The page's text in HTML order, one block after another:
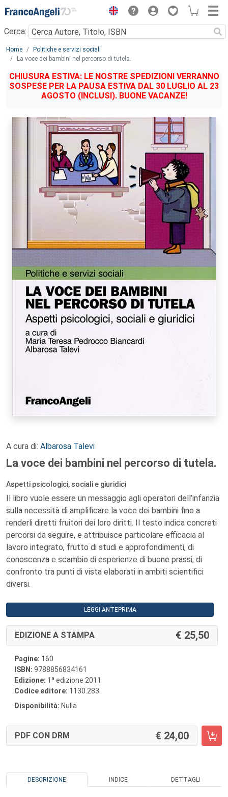
Menu
Cerca:
Main content
Home
Politiche e servizi sociali
La voce dei bambini nel percorso di tutela.
CHIUSURA ESTIVA: LE NOSTRE SPEDIZIONI VERRANNO
SOSPESE PER LA PAUSA ESTIVA DAL 30 LUGLIO AL 23
AGOSTO (INCLUSI). BUONE VACANZE!
A cura di: Albarosa Talevi
La voce dei bambini nel percorso di tutela.
Aspetti psicologici, sociali e giuridici
Il libro vuole essere un messaggio agli operatori dell’infanzia
sulla necessità di amplificare la voce dei bambini fino a
renderli diretti fruitori dei loro diritti. Il testo indica concreti
percorsi da seguire, e attribuisce particolare efficacia al
lavoro integrato, frutto di studi e approfondimenti, di
conoscenza e scambio di esperienze di buone prassi, di
confronto tra punti di vista elaborati in ambiti scientifici
diversi.
LEGGI ANTEPRIMA
EDIZIONE A STAMPA 25,50
Pagine: 160
ISBN: 9788856834161
Edizione: 1 a edizione 2011
Codice editore: 1130.283
Disponibilità: Nulla
PDF CON DRM 24,00
DESCRIZIONE INDICE DETTAGLI